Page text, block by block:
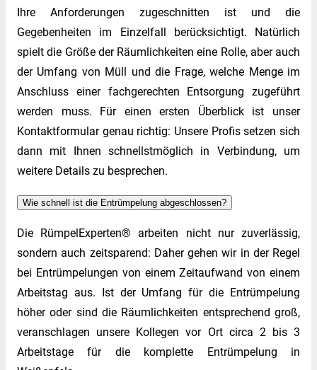
Ihre Anforderungen zugeschnitten ist und die
Gegebenheiten im Einzelfall berücksichtigt. Natürlich
spielt die Größe der Räumlichkeiten eine Rolle, aber auch
der Umfang von Müll und die Frage, welche Menge im
Anschluss einer fachgerechten Entsorgung zugeführt
werden muss. Für einen ersten Überblick ist unser
Kontaktformular genau richtig: Unsere Profis setzen sich
dann mit Ihnen schnellstmöglich in Verbindung, um
weitere Details zu besprechen.
Wie schnell ist die Entrümpelung abgeschlossen?
Die RümpelExperten® arbeiten nicht nur zuverlässig,
sondern auch zeitsparend: Daher gehen wir in der Regel
bei Entrümpelungen von einem Zeitaufwand von einem
Arbeitstag aus. Ist der Umfang für die Entrümpelung
höher oder sind die Räumlichkeiten entsprechend groß,
veranschlagen unsere Kollegen vor Ort circa 2 bis 3
Arbeitstage für die komplette Entrümpelung in